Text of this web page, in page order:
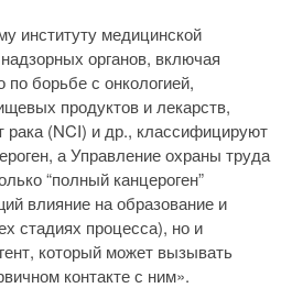
институту медицинской
органов, включая
борьбе с онкологией,
продуктов и лекарств,
рака (NCI) и др., классифицируют
а Управление охраны труда
“полный канцероген”
влияние на образование и
стадиях процесса), но и
который может вызывать
контакте с ним».